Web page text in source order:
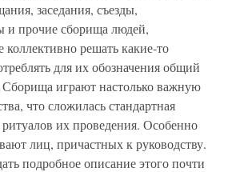
заседания, съезды,
и прочие сборища людей,
решать какие-то
для их обозначения общий
играют настолько важную
что сложилась стандартная
их проведения. Особенно
лиц, причастных к руководству.
подробное описание этого почти